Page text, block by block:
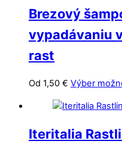
Brezový
vypadávaniu
rast
Od 1,50 € Výber
Iteritalia